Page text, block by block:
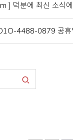
] 덕분에 최신 소식
4488-0879 공휴